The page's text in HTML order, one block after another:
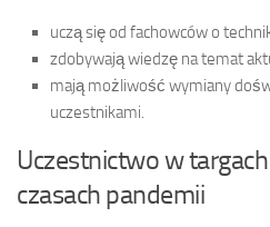
uczą się od fachowców o
zdobywają wiedzę na temat
mają możliwość wymiany
uczestnikami.
Uczestnictwo w
czasach pandemii